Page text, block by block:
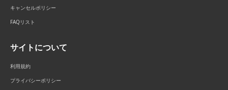
キャンセルポリシー
FAQリスト
サイトについて
利用規約
プライバシーポリシー